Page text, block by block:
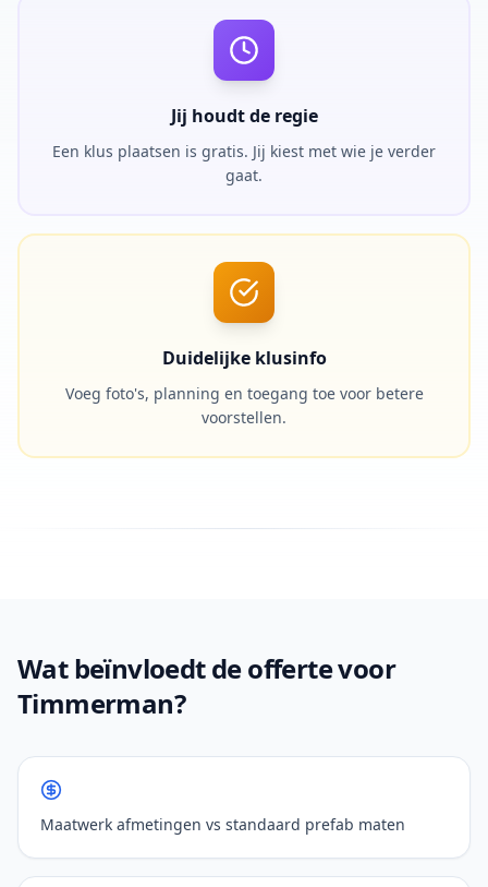
Jij houdt de regie
Een klus plaatsen is gratis. Jij kiest met wie je verder
gaat.
Duidelijke klusinfo
Voeg foto's, planning en toegang toe voor betere
voorstellen.
Wat beïnvloedt de offerte voor
Timmerman?
Maatwerk afmetingen vs standaard prefab maten